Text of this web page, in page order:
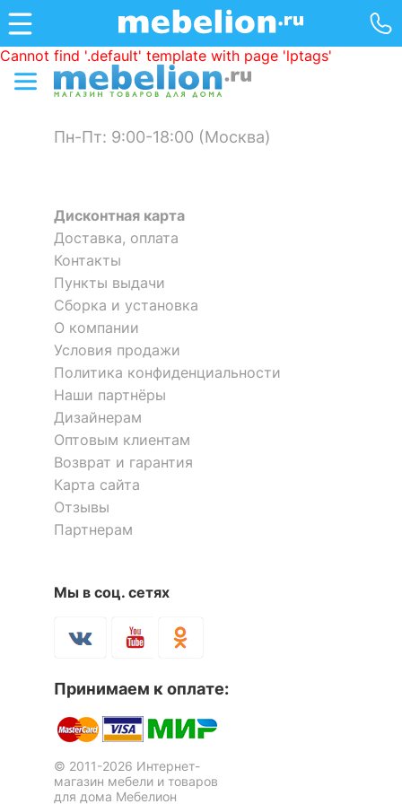
Cannot find '.default' template with page 'lptags'
Пн-Пт: 9:00-18:00 (Москва)
Дисконтная карта
Доставка, оплата
Контакты
Пункты выдачи
Сборка и установка
О компании
Условия продажи
Политика конфиденциальности
Наши партнёры
Дизайнерам
Оптовым клиентам
Возврат и гарантия
Карта сайта
Отзывы
Партнерам
Мы в соц. сетях
Принимаем к оплате:
© 2011-2026 Интернет-
магазин мебели и товаров
для дома Мебелион